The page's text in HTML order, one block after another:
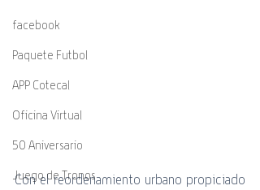
facebook
Paquete Futbol
APP Cotecal
Oficina Virtual
50 Aniversario
Juego de Tronos
Con el reordenamiento urbano propiciado